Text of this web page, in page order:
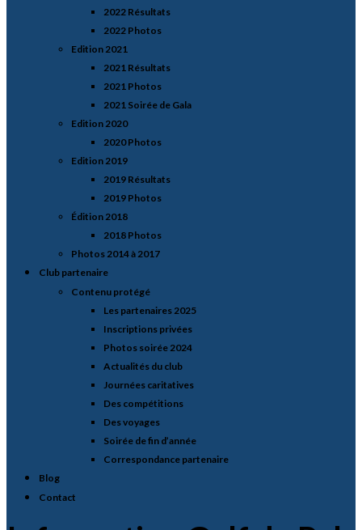
2022 Résultats
2022 Photos
Edition 2021
2021 Résultats
2021 Photos
2021 Soirée de Gala
Edition 2020
2020 Photos
Edition 2019
2019 Résultats
2019 Photos
Édition 2018
2018 Photos
Photos 2014 à 2017
Club partenaire
Contenu protégé
Les partenaires 2025
Inscriptions privées
Photos soirée 2024
Actualités du club
Journées caritatives
Des compétitions
Des voyages
Soirée de fin d’année
Correspondance partenaire
Blog
Contact